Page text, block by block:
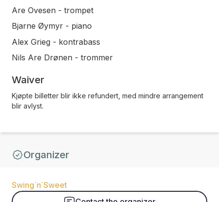
Are Ovesen - trompet
Bjarne Øymyr - piano
Alex Grieg - kontrabass
Nils Are Drønen - trommer
Waiver
Kjøpte billetter blir ikke refundert, med mindre arrangement
blir avlyst.
Organizer
Swing`n`Sweet